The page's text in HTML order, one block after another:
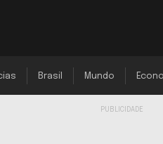
Brasil Mundo